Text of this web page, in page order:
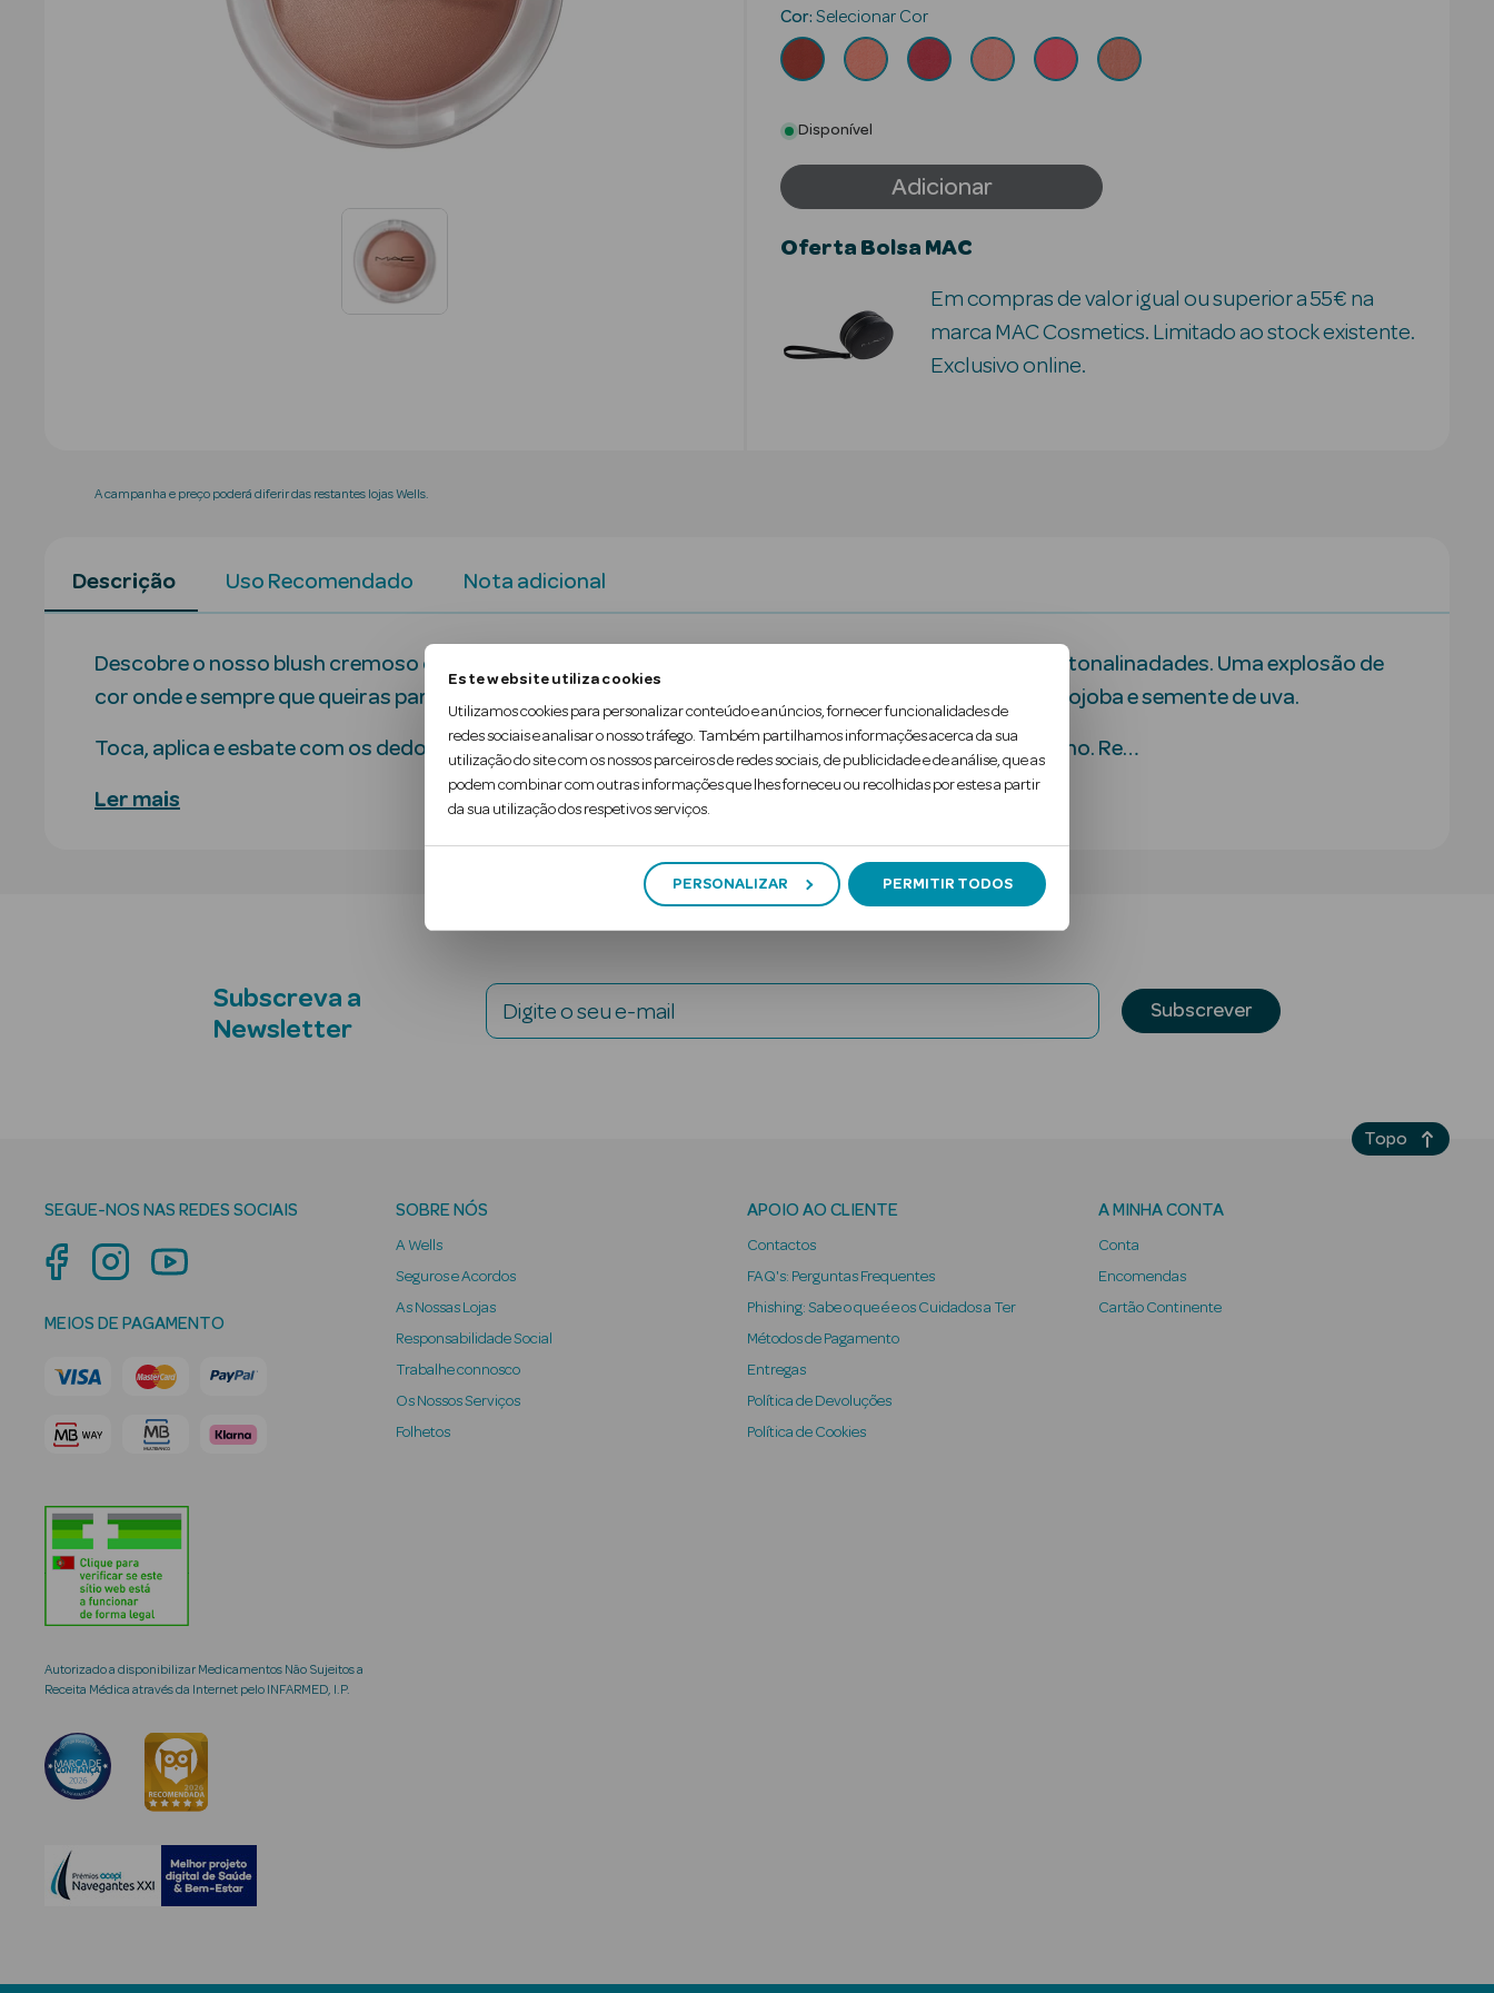
Este website utiliza cookies
Utilizamos cookies para personalizar conteúdo e anúncios, fornecer funcionalidades de
redes sociais e analisar o nosso tráfego. Também partilhamos informações acerca da sua
utilização do site com os nossos parceiros de redes sociais, de publicidade e de análise, que as
podem combinar com outras informações que lhes forneceu ou recolhidas por estes a partir
da sua utilização dos respetivos serviços.
PERSONALIZAR PERMITIR TODOS
Cor: Selecionar Cor
Disponível
Adicionar
Oferta Bolsa MAC
Em compras de valor igual ou superior a 55€ na
marca MAC Cosmetics. Limitado ao stock existente.
Exclusivo online.
A campanha e preço poderá diferir das restantes lojas Wells.
Descrição Uso Recomendado Nota adicional
Descobre o nosso blush cremoso com o acabamento glow mais viral, agora melhorado e com novas tonalinadades. Uma explosão de
cor onde e sempre que queiras para as maçãs do rosto e lábios, enriquecido com vitamina E, óleo de jojoba e semente de uva.
Toca, aplica e esbate com os dedos em qualquer momento e lugar, sem ser necessário usar um espelho. Re…
Ler mais
Subscreva a
Newsletter
Digite o seu e-mail Subscrever
SEGUE-NOS NAS REDES SOCIAIS
MEIOS DE PAGAMENTO
Autorizado a disponibilizar Medicamentos Não Sujeitos a
Receita Médica através da Internet pelo INFARMED, I.P.
SOBRE NÓS
A Wells
Seguros e Acordos
As Nossas Lojas
Responsabilidade Social
Trabalhe connosco
Os Nossos Serviços
Folhetos
APOIO AO CLIENTE
Contactos
FAQ's: Perguntas Frequentes
Phishing: Sabe o que é e os Cuidados a Ter
Métodos de Pagamento
Entregas
Política de Devoluções
Política de Cookies
A MINHA CONTA
Conta
Encomendas
Cartão Continente
Topo